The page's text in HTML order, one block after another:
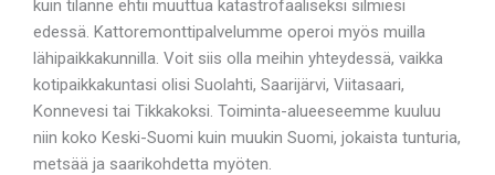
kuin tilanne ehtii muuttua katastrofaaliseksi silmiesi
edessä. Kattoremonttipalvelumme operoi myös muilla
lähipaikkakunnilla. Voit siis olla meihin yhteydessä, vaikka
kotipaikkakuntasi olisi Suolahti, Saarijärvi, Viitasaari,
Konnevesi tai Tikkakoksi. Toiminta-alueeseemme kuuluu
niin koko Keski-Suomi kuin muukin Suomi, jokaista tunturia,
metsää ja saarikohdetta myöten.